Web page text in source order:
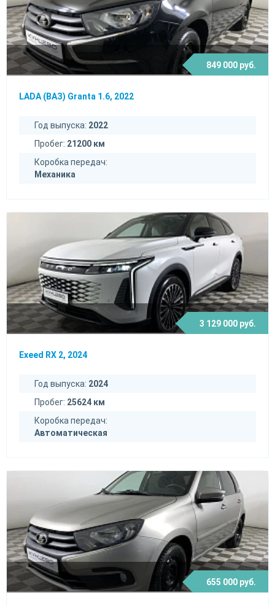
849 000 руб.
LADA (ВАЗ) Granta 1.6, 2022
Год выпуска: 2022
Пробег: 21200 км
Коробка передач:
Механика
3 129 000 руб.
Exeed RX 2, 2024
Год выпуска: 2024
Пробег: 25624 км
Коробка передач:
Автоматическая
655 000 руб.